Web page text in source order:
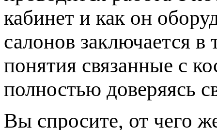
кабинет и как он
салонов заключается
понятия связанные с
полностью доверяясь
Вы спросите, от чего